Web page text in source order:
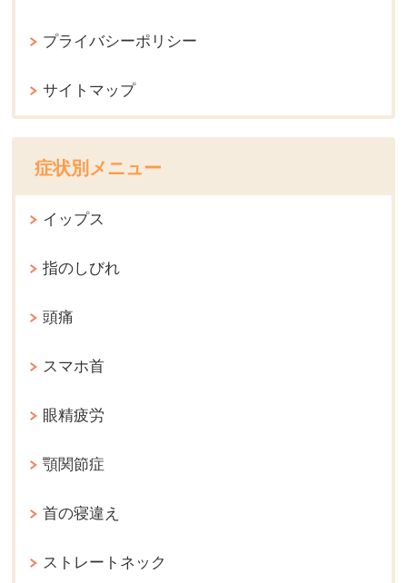
プライバシーポリシー
サイトマップ
症状別メニュー
イップス
指のしびれ
頭痛
スマホ首
眼精疲労
顎関節症
首の寝違え
ストレートネック